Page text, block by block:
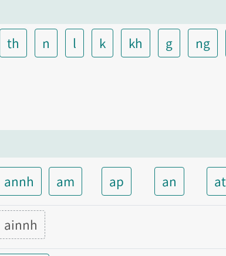
th n l k kh g ng
annh am ap an at
ainnh